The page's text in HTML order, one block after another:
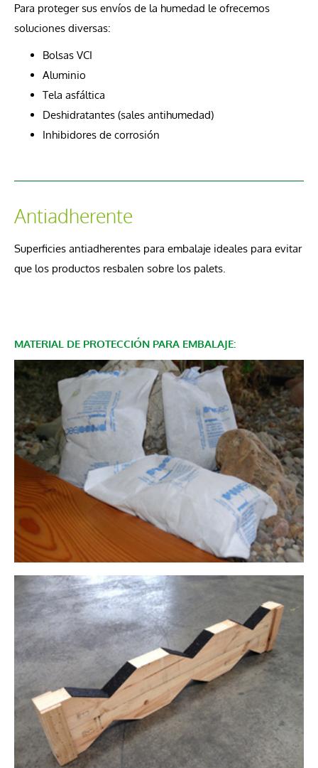
Para proteger sus envíos de la humedad le ofrecemos
soluciones diversas:
Bolsas VCI
Aluminio
Tela asfáltica
Deshidratantes (sales antihumedad)
Inhibidores de corrosión
Antiadherente
Superficies antiadherentes para embalaje ideales para evitar
que los productos resbalen sobre los palets.
MATERIAL DE PROTECCIÓN PARA EMBALAJE: